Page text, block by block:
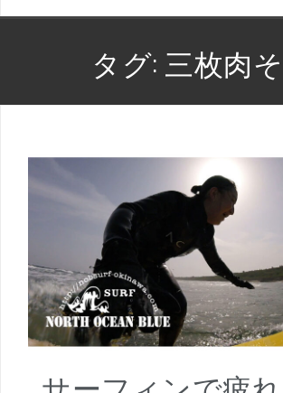
タグ: 三枚肉